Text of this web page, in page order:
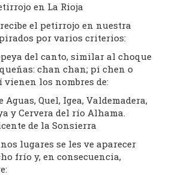
en La Rioja
el petirrojo en nuestra
por varios criterios:
del canto, similar al choque
chan chan; pi chen o
vienen los nombres de:
Aguas, Quel, Igea, Valdemadera,
y Cervera del río Alhama.
de la Sonsierra
lugares se les ve aparecer
frío y, en consecuencia,